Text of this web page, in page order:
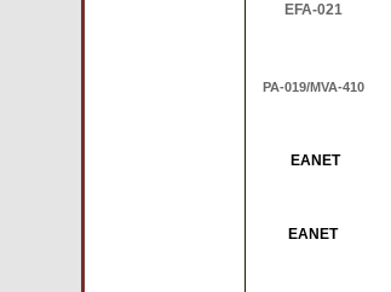
EFA-021
PA-019/MVA-410
EANET
EANET